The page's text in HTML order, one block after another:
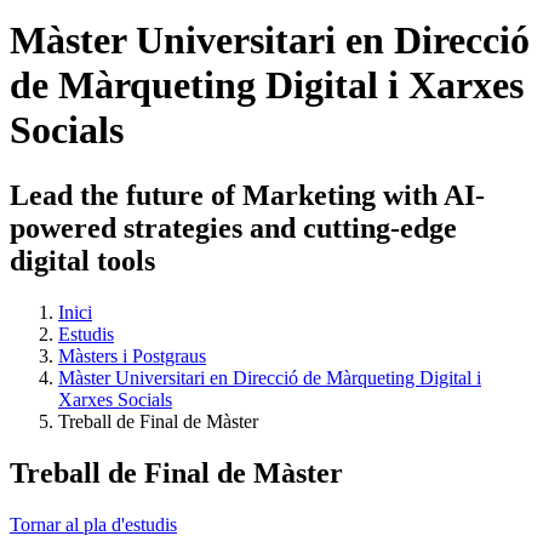
Màster Universitari en Direcció
de Màrqueting Digital i Xarxes
Socials
Lead the future of Marketing with AI-
powered strategies and cutting-edge
digital tools
Inici
Estudis
Màsters i Postgraus
Màster Universitari en Direcció de Màrqueting Digital i
Xarxes Socials
Treball de Final de Màster
Treball de Final de Màster
Tornar al pla d'estudis